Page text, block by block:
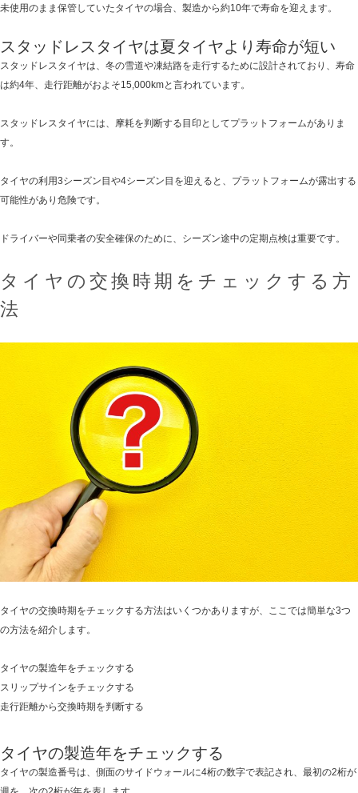
未使用のまま保管していたタイヤの場合、製造から約10年で寿命を迎えます。
スタッドレスタイヤは夏タイヤより寿命が短い
スタッドレスタイヤは、冬の雪道や凍結路を走行するために設計されており、寿命
は約4年、走行距離がおよそ15,000kmと言われています。
スタッドレスタイヤには、摩耗を判断する目印としてプラットフォームがありま
す。
タイヤの利用3シーズン目や4シーズン目を迎えると、プラットフォームが露出する
可能性があり危険です。
ドライバーや同乗者の安全確保のために、シーズン途中の定期点検は重要です。
タイヤの交換時期をチェックする方
法
タイヤの交換時期をチェックする方法はいくつかありますが、ここでは簡単な3つ
の方法を紹介します。
タイヤの製造年をチェックする
スリップサインをチェックする
走行距離から交換時期を判断する
タイヤの製造年をチェックする
タイヤの製造番号は、側面のサイドウォールに4桁の数字で表記され、最初の2桁が